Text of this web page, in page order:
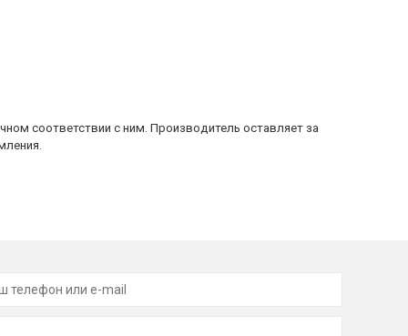
соответствии с ним. Производитель оставляет за